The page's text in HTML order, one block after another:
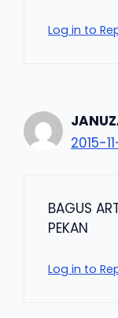
Log in to
2015-
BAGUS
PEKAN
Log in to